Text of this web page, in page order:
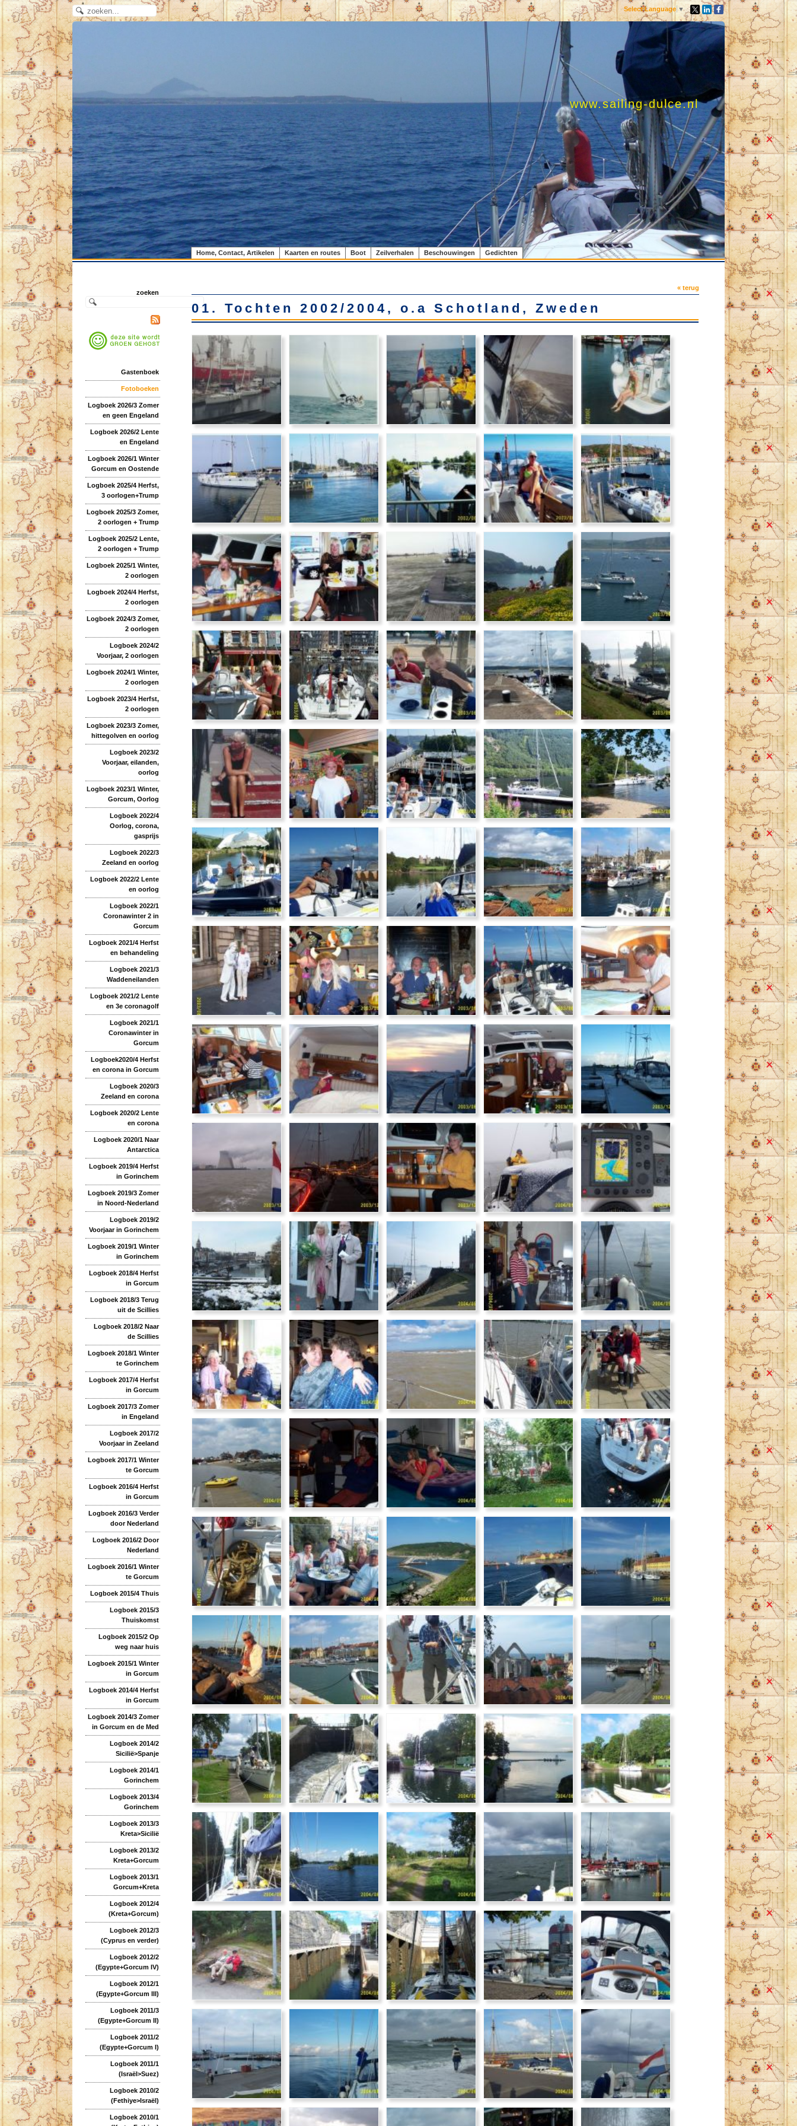
Select Language ▼
www.sailing-dulce.nl
Home, Contact, Artikelen Kaarten en routes Boot Zeilverhalen Beschouwingen Gedichten
zoeken
Gastenboek
Fotoboeken
Logboek 2026/3 Zomer
en geen Engeland
Logboek 2026/2 Lente
en Engeland
Logboek 2026/1 Winter
Gorcum en Oostende
Logboek 2025/4 Herfst,
3 oorlogen+Trump
Logboek 2025/3 Zomer,
2 oorlogen + Trump
Logboek 2025/2 Lente,
2 oorlogen + Trump
Logboek 2025/1 Winter,
2 oorlogen
Logboek 2024/4 Herfst,
2 oorlogen
Logboek 2024/3 Zomer,
2 oorlogen
Logboek 2024/2
Voorjaar, 2 oorlogen
Logboek 2024/1 Winter,
2 oorlogen
Logboek 2023/4 Herfst,
2 oorlogen
Logboek 2023/3 Zomer,
hittegolven en oorlog
Logboek 2023/2
Voorjaar, eilanden,
oorlog
Logboek 2023/1 Winter,
Gorcum, Oorlog
Logboek 2022/4
Oorlog, corona,
gasprijs
Logboek 2022/3
Zeeland en oorlog
Logboek 2022/2 Lente
en oorlog
Logboek 2022/1
Coronawinter 2 in
Gorcum
Logboek 2021/4 Herfst
en behandeling
Logboek 2021/3
Waddeneilanden
Logboek 2021/2 Lente
en 3e coronagolf
Logboek 2021/1
Coronawinter in
Gorcum
Logboek2020/4 Herfst
en corona in Gorcum
Logboek 2020/3
Zeeland en corona
Logboek 2020/2 Lente
en corona
Logboek 2020/1 Naar
Antarctica
Logboek 2019/4 Herfst
in Gorinchem
Logboek 2019/3 Zomer
in Noord-Nederland
Logboek 2019/2
Voorjaar in Gorinchem
Logboek 2019/1 Winter
in Gorinchem
Logboek 2018/4 Herfst
in Gorcum
Logboek 2018/3 Terug
uit de Scillies
Logboek 2018/2 Naar
de Scillies
Logboek 2018/1 Winter
te Gorinchem
Logboek 2017/4 Herfst
in Gorcum
Logboek 2017/3 Zomer
in Engeland
Logboek 2017/2
Voorjaar in Zeeland
Logboek 2017/1 Winter
te Gorcum
Logboek 2016/4 Herfst
in Gorcum
Logboek 2016/3 Verder
door Nederland
Logboek 2016/2 Door
Nederland
Logboek 2016/1 Winter
te Gorcum
Logboek 2015/4 Thuis
Logboek 2015/3
Thuiskomst
Logboek 2015/2 Op
weg naar huis
Logboek 2015/1 Winter
in Gorcum
Logboek 2014/4 Herfst
in Gorcum
Logboek 2014/3 Zomer
in Gorcum en de Med
Logboek 2014/2
Sicilië>Spanje
Logboek 2014/1
Gorinchem
Logboek 2013/4
Gorinchem
Logboek 2013/3
Kreta>Sicilië
Logboek 2013/2
Kreta+Gorcum
Logboek 2013/1
Gorcum+Kreta
Logboek 2012/4
(Kreta+Gorcum)
Logboek 2012/3
(Cyprus en verder)
Logboek 2012/2
(Egypte+Gorcum IV)
Logboek 2012/1
(Egypte+Gorcum III)
Logboek 2011/3
(Egypte+Gorcum II)
Logboek 2011/2
(Egypte+Gorcum I)
Logboek 2011/1
(Israël>Suez)
Logboek 2010/2
(Fethiye>Israël)
Logboek 2010/1
« terug
01. Tochten 2002/2004, o.a Schotland, Zweden